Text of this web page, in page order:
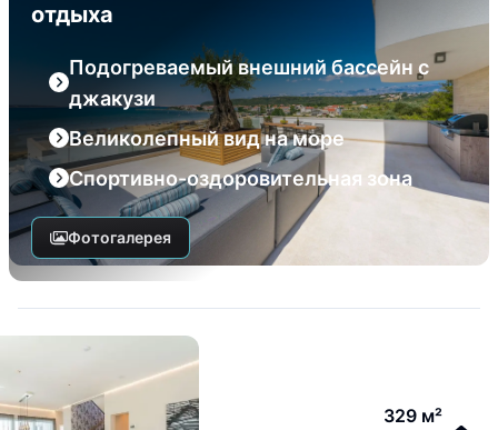
отдыха
Подогреваемый внешний бассейн с
джакузи
Великолепный вид на море
Спортивно-оздоровительная зона
Фотогалерея
329 м²